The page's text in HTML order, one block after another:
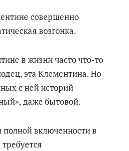
совершенно
возгонка.
в жизни часто что-то
эта Клементина. Но
с ней историй
даже бытовой.
полной включенности в